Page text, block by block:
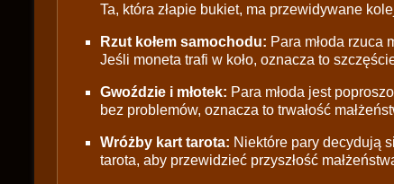
Ta, która złapie bukiet, ma przewidywane
Rzut kołem samochodu: Para młoda rzuca
Jeśli moneta trafi w koło, oznacza to
Gwoździe i młotek: Para młoda jest
bez problemów, oznacza to trwałość
Wróżby kart tarota: Niektóre pary decydują
tarota, aby przewidzieć przyszłość